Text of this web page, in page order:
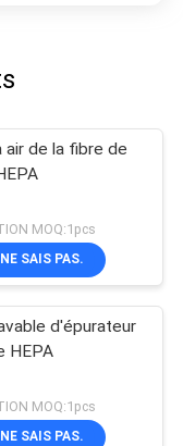
air de la fibre de
MOQ:1pcs
SAIS PAS.
d'épurateur
HEPA
MOQ:1pcs
SAIS PAS.